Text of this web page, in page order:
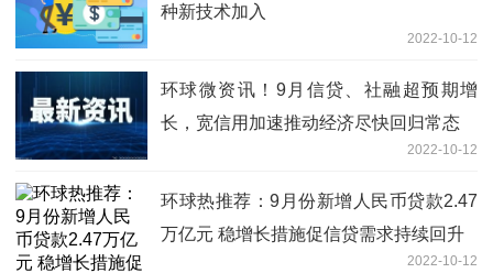
种新技术加入
2022-10-12
环球微资讯！9月信贷、社融超预期增
长，宽信用加速推动经济尽快回归常态
2022-10-12
环球热推荐：9月份新增人民币贷款2.47
万亿元 稳增长措施促信贷需求持续回升
2022-10-12